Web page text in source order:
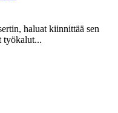
haluat kiinnittää sen
työkalut...